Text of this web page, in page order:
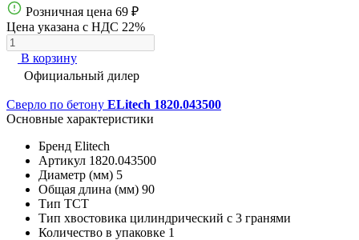
Розничная цена 69 ₽
Цена указана с НДС 22%
В корзину
Официальный дилер
Сверло по бетону ELitech 1820.043500
Основные характеристики
Бренд Elitech
Артикул 1820.043500
Диаметр (мм) 5
Общая длина (мм) 90
Тип ТСТ
Тип хвостовика цилиндрический с 3 гранями
Количество в упаковке 1